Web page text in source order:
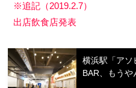
※追記（2019.2.7）
出店飲食店発表
横浜駅「アソ
BAR、もう